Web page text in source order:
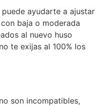
ayudarte a ajustar
baja o moderada
al nuevo huso
te exijas al 100% los
no son incompatibles,